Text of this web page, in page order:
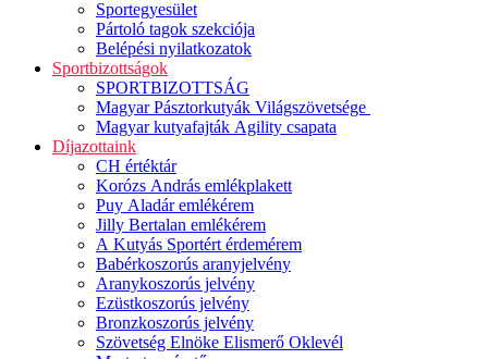
Sportegyesület
Pártoló tagok szekciója
Belépési nyilatkozatok
Sportbizottságok
SPORTBIZOTTSÁG
Magyar Pásztorkutyák Világszövetsége
Magyar kutyafajták Agility csapata
Díjazottaink
CH értéktár
Korózs András emlékplakett
Puy Aladár emlékérem
Jilly Bertalan emlékérem
A Kutyás Sportért érdemérem
Babérkoszorús aranyjelvény
Aranykoszorús jelvény
Ezüstkoszorús jelvény
Bronzkoszorús jelvény
Szövetség Elnöke Elismerő Oklevél